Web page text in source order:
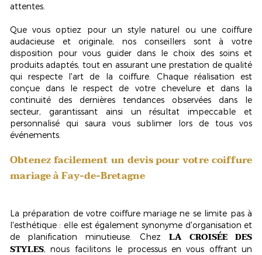
attentes.
Que vous optiez pour un style naturel ou une coiffure
audacieuse et originale, nos conseillers sont à votre
disposition pour vous guider dans le choix des soins et
produits adaptés, tout en assurant une prestation de qualité
qui respecte l'art de la coiffure. Chaque réalisation est
conçue dans le respect de votre chevelure et dans la
continuité des dernières tendances observées dans le
secteur, garantissant ainsi un résultat impeccable et
personnalisé qui saura vous sublimer lors de tous vos
événements.
Obtenez facilement un devis pour votre coiffure
mariage à Fay-de-Bretagne
La préparation de votre coiffure mariage ne se limite pas à
l'esthétique : elle est également synonyme d'organisation et
de planification minutieuse. Chez LA CROISÉE DES
STYLES, nous facilitons le processus en vous offrant un